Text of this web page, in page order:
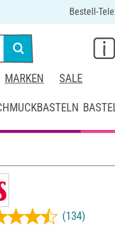
Bestell-
MARKEN SALE
(134)